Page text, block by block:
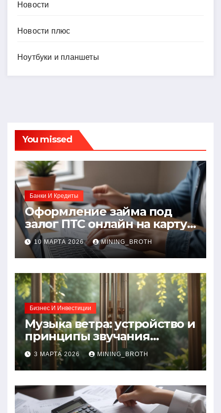
Новости
Новости плюс
Ноутбуки и планшеты
You missed
Банки И Кредиты
Оформление займа под
залог ПТС онлайн на карту
без визита в офис: порядок,
требования и документы
10 МАРТА 2026 MINING_BROTH
Бизнес И Инвестиции
Музыка ветра: устройство и
принципы звучания
колокольчиков
3 МАРТА 2026 MINING_BROTH